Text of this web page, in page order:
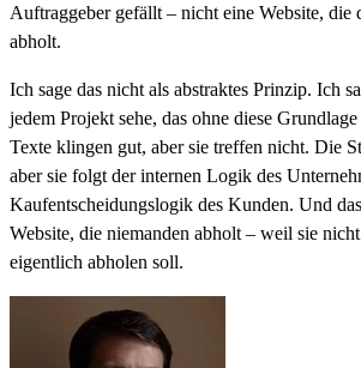
Auftraggeber gefällt – nicht eine Website, die
abholt.
Ich sage das nicht als abstraktes Prinzip. Ich
jedem Projekt sehe, das ohne diese
Texte klingen gut, aber sie treffen nicht. Die
aber sie folgt der internen Logik des
Kaufentscheidungslogik des Kunden. Und
Website, die niemanden abholt – weil sie
eigentlich abholen soll.